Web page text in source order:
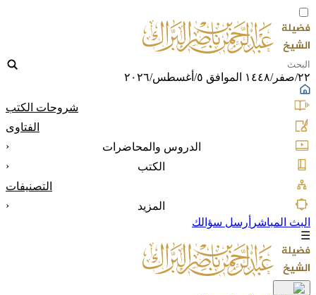
٢٢/صفر/١٤٤٨ الموافق ٥/أغسطس/٢٠٢٦
شروحات الكتب
الفتاوى
الدروس والمحاضرات
‹
الكتب
‹
التصنيفات
المزيد
‹
البث المباشر أرسل سؤالك
☰